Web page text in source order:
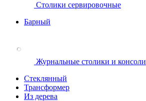
Столики сервировочные
Барный
Журнальные столики и консоли
Стеклянный
Трансформер
Из дерева